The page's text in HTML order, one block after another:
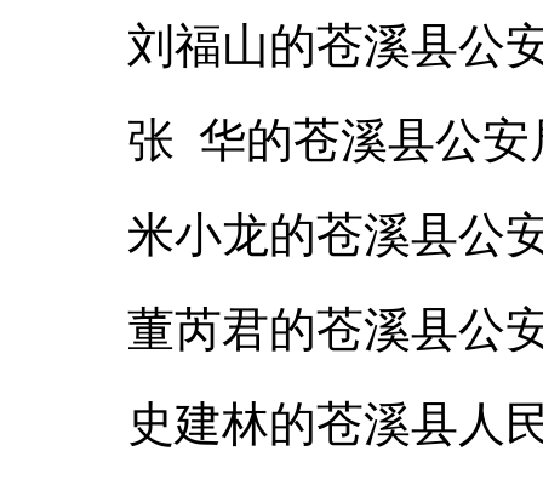
刘福山的苍溪县公
张 华的苍溪县公
米小龙的苍溪县公
董芮君的苍溪县公
史建林的苍溪县人